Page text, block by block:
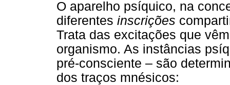
O aparelho psíquico, na
diferentes inscrições
Trata das excitações que
organismo. As instâncias
pré-consciente – são
dos traços mnésicos: